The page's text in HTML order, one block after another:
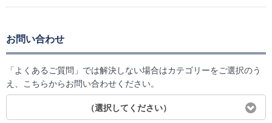
お問い合わせ
「よくあるご質問」では解決しない場合はカテゴリーをご選択のう
え、こちらからお問い合わせください。
（選択してください）